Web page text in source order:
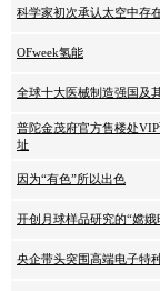
科学家初次承认太空中存
OFweek氢能
全球十大医械制造强国及
普陀金茂府官方售楼处
址
因为“有色”所以出色
开创月球样品研究的“嫦娥
央企带头突围高端电子特